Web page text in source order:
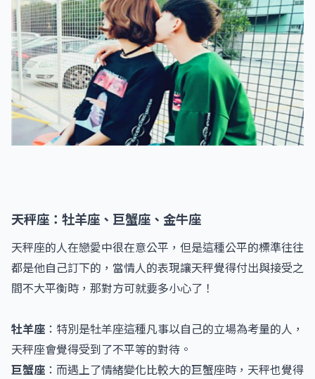
天秤座：牡羊座、巨蟹座、金牛座
天秤座的人在戀愛中很在意公平，但是這種公平的標準往往
都是他自己訂下的，當情人的表現讓天秤覺得付出與接受之
間不大平衡時，那對方可就要多小心了！
牡羊座 ：特別是牡羊座這種凡事以自己的立場為考量的人，
天秤座會覺得受到了不平等的對待。
巨蟹座 ：而遇上了情緒變化比較大的巨蟹座時，天秤也覺得